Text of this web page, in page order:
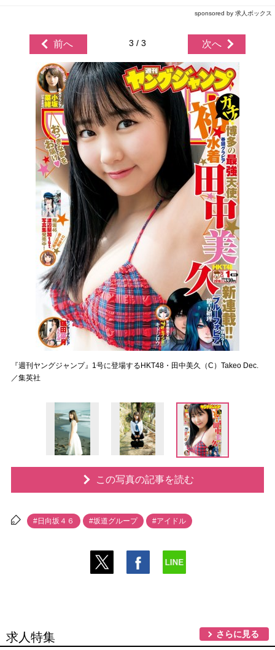
sponsored by 求人ボックス
前へ 3 / 3 次へ
『週刊ヤングジャンプ』1号に登場するHKT48・田中美久（C）Takeo Dec.
／集英社
この写真の記事を読む
#日向坂４６ #坂道グループ #アイドル
求人特集 さらに見る